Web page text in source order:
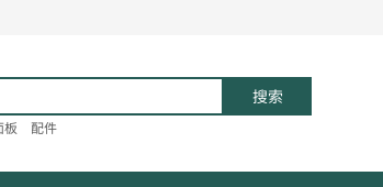
搜索
板 配件​